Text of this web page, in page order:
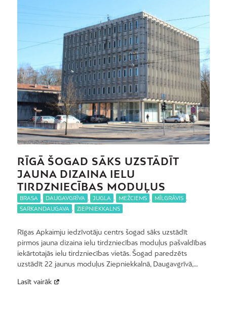
RĪGĀ ŠOGAD SĀKS UZSTĀDĪT
JAUNA DIZAINA IELU
TIRDZNIECĪBAS MODUĻUS
BRASA DAUGAVGRĪVA JUGLA MEŽCIEMS MĪLGRĀVIS
SARKANDAUGAVA
ZIEPNIEKKALNS
Rīgas Apkaimju iedzīvotāju centrs šogad sāks uzstādīt
pirmos jauna dizaina ielu tirdzniecības moduļus pašvaldības
iekārtotajās ielu tirdzniecības vietās. Šogad paredzēts
uzstādīt 22 jaunus moduļus Ziepniekkalnā, Daugavgrīvā,…
Lasīt vairāk